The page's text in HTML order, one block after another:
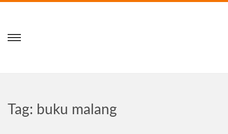
Tag: buku malang